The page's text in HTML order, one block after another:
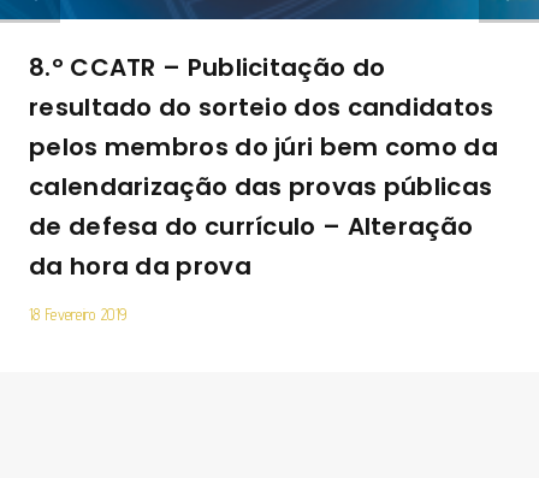
8.º CCATR – Publicitação do
resultado do sorteio dos candidatos
pelos membros do júri bem como da
calendarização das provas públicas
de defesa do currículo – Alteração
da hora da prova
18 Fevereiro 2019